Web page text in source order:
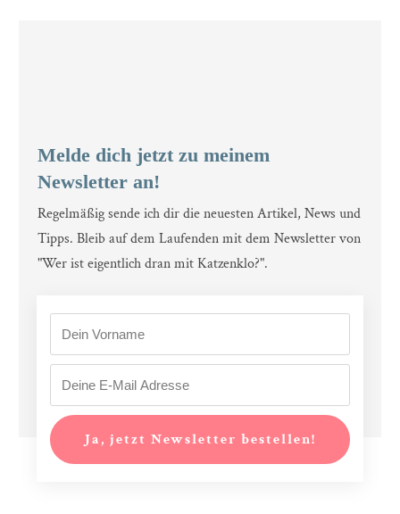
Melde dich jetzt zu meinem
Newsletter an!
Regelmäßig sende ich dir die neuesten Artikel, News und
Tipps. Bleib auf dem Laufenden mit dem Newsletter von
"Wer ist eigentlich dran mit Katzenklo?".
Ja, jetzt Newsletter bestellen!